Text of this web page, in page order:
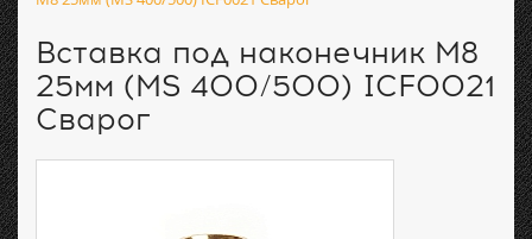
Вставка под наконечник M8
25мм (MS 400/500) ICF0021
Сварог